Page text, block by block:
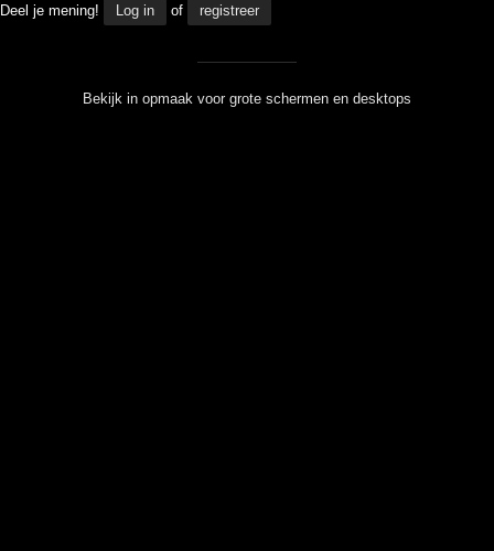
Deel je mening! Log in of registreer
Bekijk in opmaak voor grote schermen en desktops